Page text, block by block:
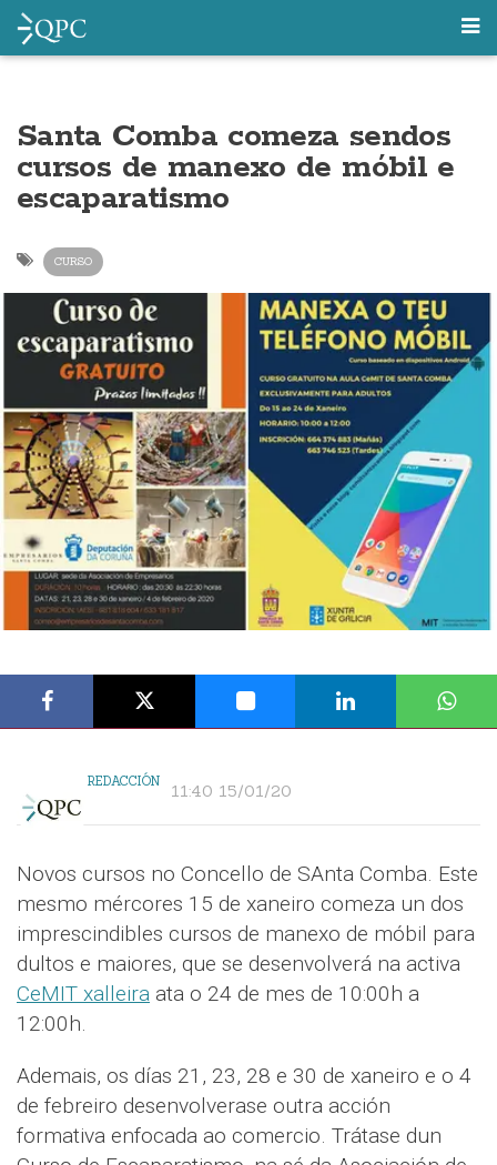
Santa Comba comeza sendos
cursos de manexo de móbil e
escaparatismo
CURSO
REDACCIÓN 11:40 15/01/20
Novos cursos no Concello de SAnta Comba. Este
mesmo mércores 15 de xaneiro comeza un dos
imprescindibles cursos de manexo de móbil para
dultos e maiores, que se desenvolverá na activa
CeMIT xalleira ata o 24 de mes de 10:00h a
12:00h.
Ademais, os días 21, 23, 28 e 30 de xaneiro e o 4
de febreiro desenvolverase outra acción
formativa enfocada ao comercio. Trátase dun